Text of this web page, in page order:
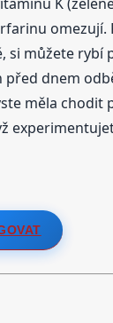
si můžete rybí
před dnem
měla chodit